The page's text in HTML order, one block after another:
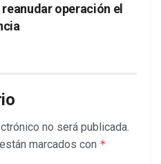
operación el
no será publicada.
marcados con *